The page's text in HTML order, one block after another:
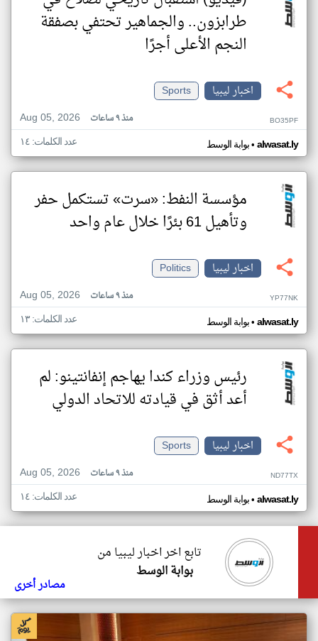
طرابزون.. والجماهير تحتفي بصفقة
النجم الأعلى أجرًا
اخبار ليبيا
Sports
Aug 05, 2026
منذ ٩ ساعات BO35PF
بوابة الوسط• alwasat.ly عدد الكلمات: ١٤
مؤسسة النفط: «سرت» تستكمل حفر
وتأهيل 61 بئرًا خلال عام واحد
اخبار ليبيا
Politics
Aug 05, 2026
منذ ٩ ساعات YP77NK
بوابة الوسط• alwasat.ly عدد الكلمات: ١٣
رئيس وزراء كندا يهاجم إنفانتينو: لم
أعد أثق في قيادته للاتحاد الدولي
اخبار ليبيا
Sports
Aug 05, 2026
منذ ٩ ساعات ND77TX
بوابة الوسط• alwasat.ly عدد الكلمات: ١٤
تابع اخر اخبار ليبيا من
بوابة الوسط
مصادر أخرى